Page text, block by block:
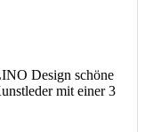
Design schöne
mit einer 3